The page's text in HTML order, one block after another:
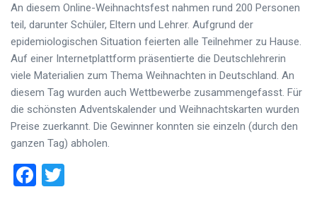
An diesem Online-Weihnachtsfest nahmen rund 200 Personen
teil, darunter Schüler, Eltern und Lehrer. Aufgrund der
epidemiologischen Situation feierten alle Teilnehmer zu Hause.
Auf einer Internetplattform präsentierte die Deutschlehrerin
viele Materialien zum Thema Weihnachten in Deutschland. An
diesem Tag wurden auch Wettbewerbe zusammengefasst. Für
die schönsten Adventskalender und Weihnachtskarten wurden
Preise zuerkannt. Die Gewinner konnten sie einzeln (durch den
ganzen Tag) abholen.
Facebook